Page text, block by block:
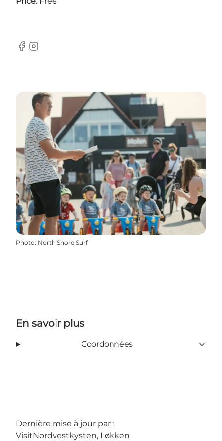
Facebook
Instagram
Photo: North Shore Surf
En savoir plus
Coordonnées
Dernière mise à jour par :
VisitNordvestkysten, Løkken